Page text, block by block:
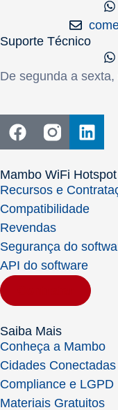
Suporte Técnico
De segunda a
Mambo WiFi Hotspot
Recursos e
Compatibilidade
Revendas
Segurança do
API do software
Saiba Mais
Conheça a Mambo
Cidades Conectadas
Compliance e LGPD
Materiais Gratuitos